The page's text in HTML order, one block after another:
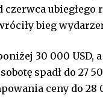
bieg
30 000 USD,
spadł do 27
ceny do 28